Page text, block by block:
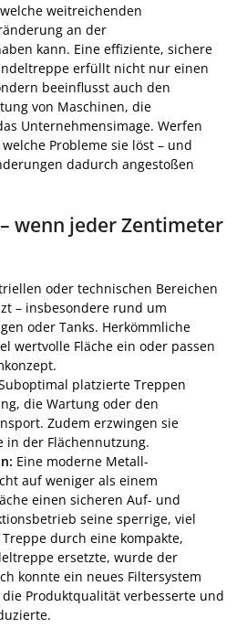
weitreichenden
an der
kann. Eine effiziente, sichere
erfüllt nicht nur einen
beeinflusst auch den
von Maschinen, die
Unternehmensimage. Werfen
Probleme sie löst – und
dadurch angestoßen
wenn jeder Zentimeter
oder technischen Bereichen
– insbesondere rund um
oder Tanks. Herkömmliche
wertvolle Fläche ein oder passen
platzierte Treppen
die Wartung oder den
Zudem erzwingen sie
in der Flächennutzung.
Eine moderne Metall-
auf weniger als einem
einen sicheren Auf- und
seine sperrige, viel
durch eine kompakte,
ersetzte, wurde der
konnte ein neues Filtersystem
Produktqualität verbesserte und